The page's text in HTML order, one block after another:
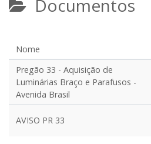
Documentos
Nome
Pregão 33 - Aquisição de
Luminárias Braço e Parafusos -
Avenida Brasil
AVISO PR 33